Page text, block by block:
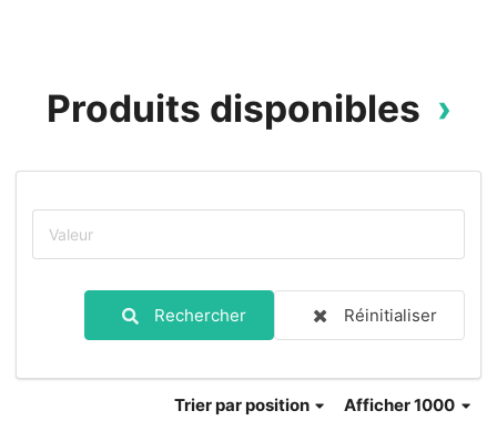
Produits disponibles
Rechercher Réinitialiser
Afficher 1000
Trierpar position